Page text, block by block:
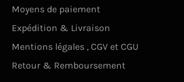
Moyens de paiement
Expédition & Livraison
Mentions légales , CGV et CGU
Retour & Remboursement